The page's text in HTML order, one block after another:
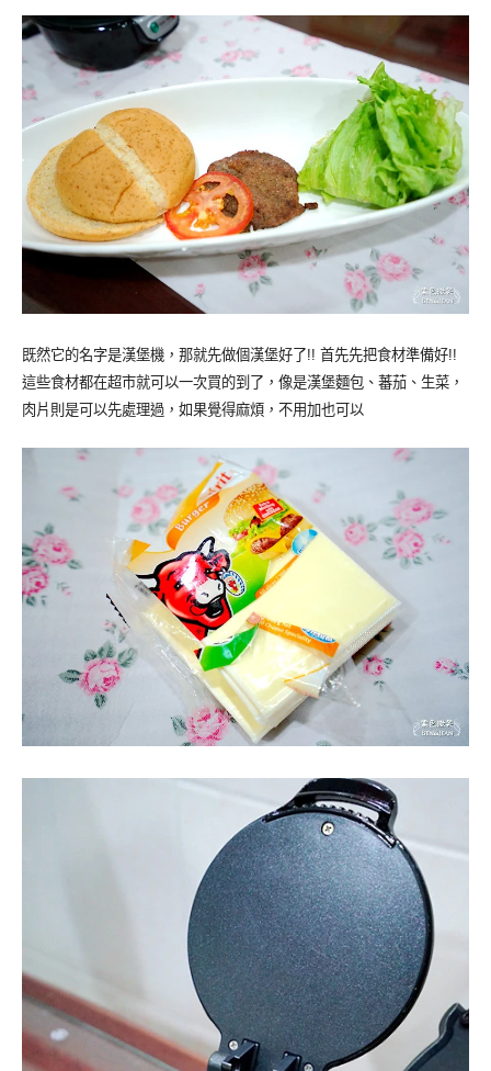
既然它的名字是漢堡機，那就先做個漢堡好了!! 首先先把食材準備好!!
這些食材都在超市就可以一次買的到了，像是漢堡麵包、蕃茄、生菜，
肉片則是可以先處理過，如果覺得麻煩，不用加也可以